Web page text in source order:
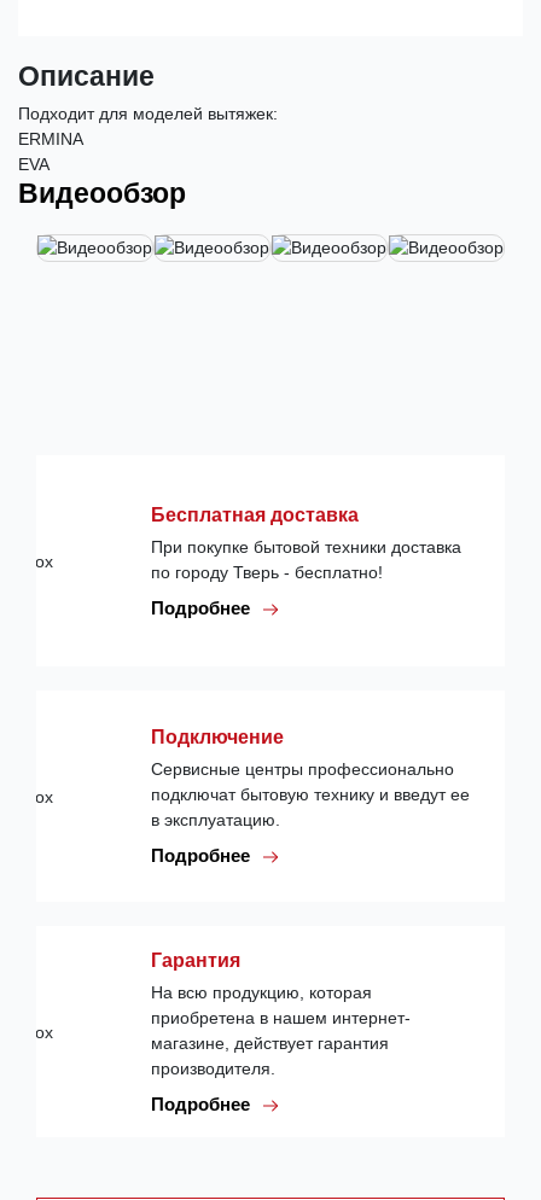
Описание
Подходит для моделей вытяжек:
ERMINA
EVA
Видеообзор
Бесплатная доставка
При покупке бытовой техники доставка
по городу Тверь - бесплатно!
Подробнее
Подключение
Сервисные центры профессионально
подключат бытовую технику и введут ее
в эксплуатацию.
Подробнее
Гарантия
На всю продукцию, которая
приобретена в нашем интернет-
магазине, действует гарантия
производителя.
Подробнее